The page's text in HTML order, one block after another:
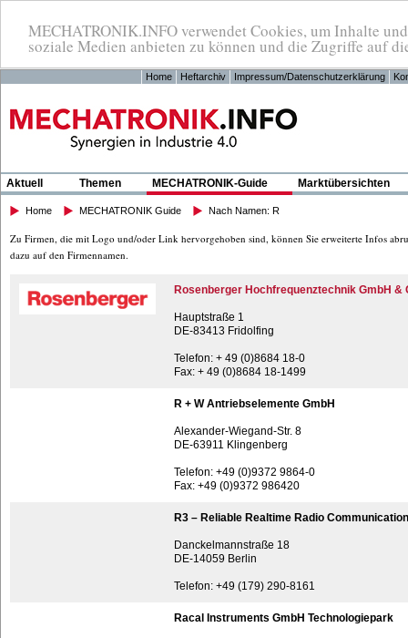
MECHATRONIK.INFO verwendet Cookies, um Inhalte
soziale Medien anbieten zu können und die Zugriffe auf
Home Heftarchiv Impressum/Datenschutzerklärung
Aktuell Themen MECHATRONIK-Guide Marktübersichten
Home MECHATRONIK Guide Nach Namen: R
Zu Firmen, die mit Logo und/oder Link hervorgehoben sind, können Sie erweiterte Infos
dazu auf den Firmennamen.
Rosenberger Hochfrequenztechnik GmbH &
Hauptstraße 1
DE-83413 Fridolfing
Telefon: + 49 (0)8684 18-0
Fax: + 49 (0)8684 18-1499
R + W Antriebselemente GmbH
Alexander-Wiegand-Str. 8
DE-63911 Klingenberg
Telefon: +49 (0)9372 9864-0
Fax: +49 (0)9372 986420
R3 – Reliable Realtime Radio
Danckelmannstraße 18
DE-14059 Berlin
Telefon: +49 (179) 290-8161
Racal Instruments GmbH Technologiepark